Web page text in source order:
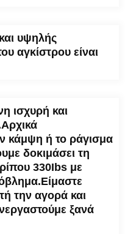
υψηλής
αγκίστρου είναι
ισχυρή και
κάμψη ή το ράγισμα
δοκιμάσει τη
330Ibs με
την αγορά και
ξανά